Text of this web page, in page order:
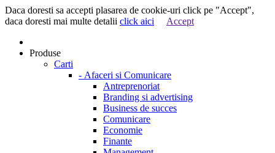
Daca doresti sa accepti plasarea de cookie-uri click pe "Accept",
daca doresti mai multe detalii click aici Accept
Produse
Carti
- Afaceri si Comunicare
Antreprenoriat
Branding si advertising
Business de succes
Comunicare
Economie
Finante